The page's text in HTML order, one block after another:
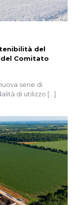
del
Comitato
serie di
di utilizzo […]